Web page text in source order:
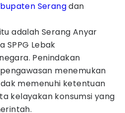
Serangdan
adalah Serang Anyar
SPPG Lebak
Penindakan
menemukan
memenuhi ketentuan
kelayakan konsumsi yang